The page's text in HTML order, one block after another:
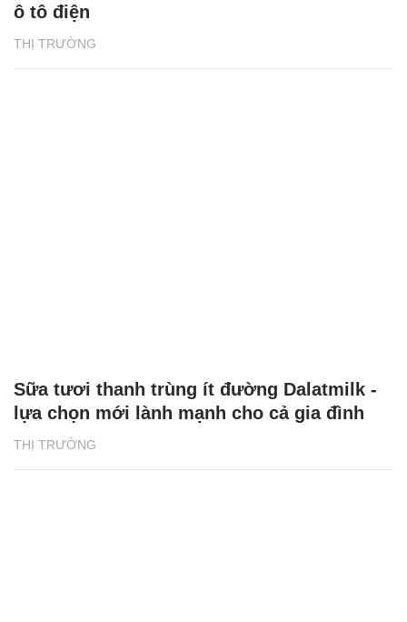
THỊ TRƯỜNG
ô tô điện
THỊ TRƯỜNG
Sữa tươi thanh trùng ít đường Dalatmilk -
lựa chọn mới lành mạnh cho cả gia đình